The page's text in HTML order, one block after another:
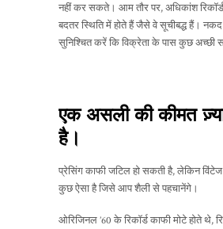
नहीं कर सकते। आम तौर पर, अधिकांश
बदतर स्थिति में होते हैं जैसे वे सूचीबद्ध हैं।
सुनिश्चित करें कि विक्रेता के पास कुछ अच्छी
एक असली की कीमत
है।
प्रेसिंग काफी जटिल हो सकती है, लेकिन
कुछ ऐसा है जिसे आप शैली से पहचानेंगे।
ओरिजिनल ’60 के रिकॉर्ड काफी मोटे होते थे,